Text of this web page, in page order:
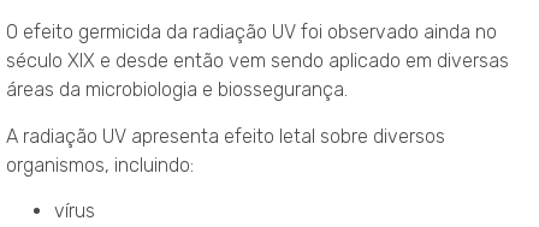
O efeito germicida da radiação UV foi observado ainda no
século XIX e desde então vem sendo aplicado em diversas
áreas da microbiologia e biossegurança.
A radiação UV apresenta efeito letal sobre diversos
organismos, incluindo:
vírus